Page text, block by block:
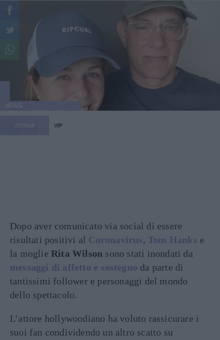
VIP
Dopo aver comunicato via social di essere
risultati positivi al Coronavirus, Tom Hanks e
la moglie Rita Wilson sono stati inondati da
messaggi di affetto e sostegno da parte di
tantissimi follower e personaggi del mondo
dello spettacolo.
L’attore hollywoodiano ha voluto rassicurare i
suoi fan condividendo un altro scatto su